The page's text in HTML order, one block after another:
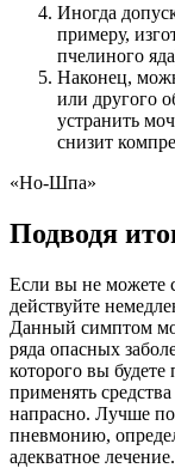
Иногда
примеру,
пчелиного
Наконец,
или другого
устранить
снизит
«Но-Шпа»
Подводя
Если вы не можете
действуйте
Данный симптом
ряда опасных
которого вы будете
применять
напрасно. Лучше
пневмонию,
адекватное лечение.